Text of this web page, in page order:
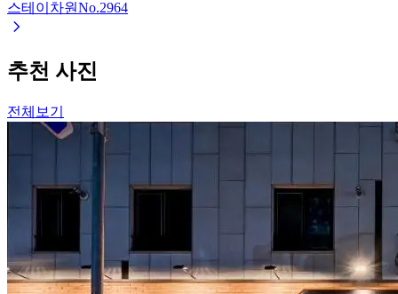
스테이차원No.2964
추천 사진
전체보기